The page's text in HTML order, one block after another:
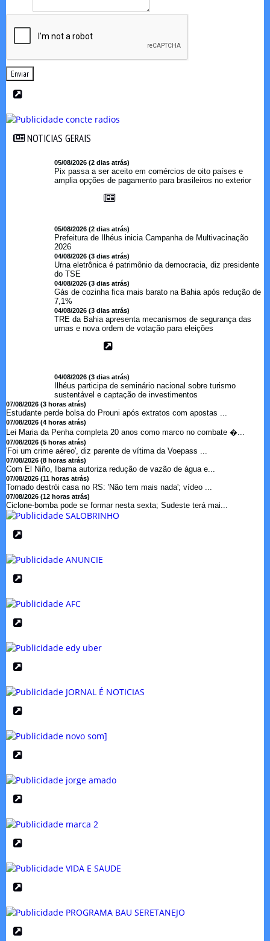
Enviar
NOTICIAS GERAIS
05/08/2026 (2 dias atrás)
Pix passa a ser aceito em comércios de oito países e
amplia opções de pagamento para brasileiros no exterior
05/08/2026 (2 dias atrás)
Prefeitura de Ilhéus inicia Campanha de Multivacinação
2026
04/08/2026 (3 dias atrás)
Urna eletrônica é patrimônio da democracia, diz presidente
do TSE
04/08/2026 (3 dias atrás)
Gás de cozinha fica mais barato na Bahia após redução de
7,1%
04/08/2026 (3 dias atrás)
TRE da Bahia apresenta mecanismos de segurança das
urnas e nova ordem de votação para eleições
04/08/2026 (3 dias atrás)
Ilhéus participa de seminário nacional sobre turismo
sustentável e captação de investimentos
07/08/2026 (3 horas atrás)
Estudante perde bolsa do Prouni após extratos com apostas ...
07/08/2026 (4 horas atrás)
Lei Maria da Penha completa 20 anos como marco no combate �...
07/08/2026 (5 horas atrás)
'Foi um crime aéreo', diz parente de vítima da Voepass ...
07/08/2026 (8 horas atrás)
Com El Niño, Ibama autoriza redução de vazão de água e...
07/08/2026 (11 horas atrás)
Tornado destrói casa no RS: 'Não tem mais nada'; vídeo ...
07/08/2026 (12 horas atrás)
Ciclone-bomba pode se formar nesta sexta; Sudeste terá mai...